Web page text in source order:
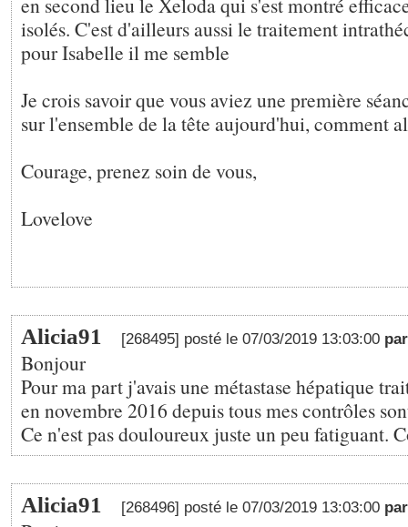
isolés. C'est d'ailleurs aussi le traitement
pour Isabelle il me semble
Je crois savoir que vous aviez une première
sur l'ensemble de la tête aujourd'hui, comment
Courage, prenez soin de vous,
Lovelove
Alicia91 [268495] posté le 07/03/2019 13:03:00
Bonjour
Pour ma part j'avais une métastase hépatique
en novembre 2016 depuis tous mes contrôles
Ce n'est pas douloureux juste un peu fatiguant.
Alicia91 [268496] posté le 07/03/2019 13:03:00